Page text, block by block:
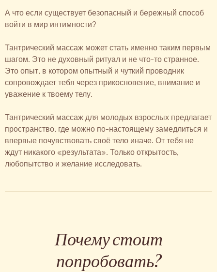
А что если существует безопасный и бережный способ
войти в мир интимности?
Тантрический массаж может стать именно таким первым
шагом. Это не духовный ритуал и не что-то странное.
Это опыт, в котором опытный и чуткий проводник
сопровождает тебя через прикосновение, внимание и
уважение к твоему телу.
Тантрический массаж для молодых взрослых предлагает
пространство, где можно по-настоящему замедлиться и
впервые почувствовать своё тело иначе. От тебя не
ждут никакого «результата». Только открытость,
любопытство и желание исследовать.
Почему стоит
попробовать?